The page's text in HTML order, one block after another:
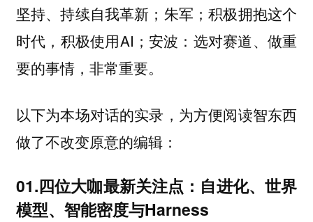
坚持、持续自我革新；朱军；积极拥抱这个
时代，积极使用AI；安波：选对赛道、做重
要的事情，非常重要。
以下为本场对话的实录，为方便阅读智东西
做了不改变原意的编辑：
01.四位大咖最新关注点：自进化、世界
模型、智能密度与Harness